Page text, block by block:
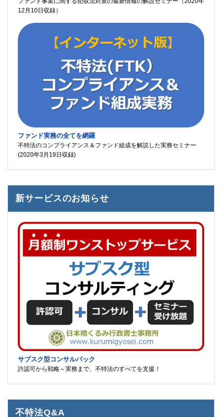
12月10日収録）
ファンド実務の全てを網羅
不特法のコンプライアンス＆ファンド組成を解説した実務セミナー
(2020年3月19日収録)
新サービスのお知らせ
サブスク型コンサルパック
許認可から戦略～実務まで、不特法のすべてを支援！
不特法Q&A